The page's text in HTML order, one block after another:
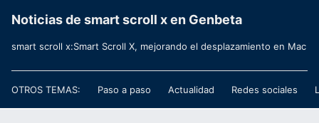
Noticias de smart scroll x en Genbeta
smart scroll x:Smart Scroll X, mejorando el desplazamiento en Mac
OTROS TEMAS: Paso a paso Actualidad Redes sociales